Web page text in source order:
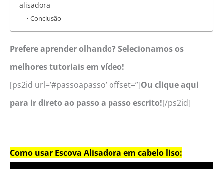
alisadora
Conclusão
Prefere aprender olhando? Selecionamos os
melhores tutoriais em vídeo!
[ps2id url=’#passoapasso’ offset=”]Ou clique aqui
para ir direto ao passo a passo escrito![/ps2id]
Como usar Escova Alisadora em cabelo liso: